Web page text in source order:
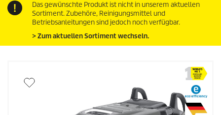
Das gewünschte Produkt ist nicht in unserem aktuellen
Sortiment. Zubehöre, Reinigungsmittel und
Betriebsanleitungen sind jedoch noch verfügbar.
> Zum aktuellen Sortiment wechseln.